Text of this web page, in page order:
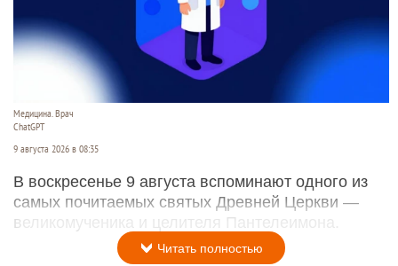
Медицина. Врач
ChatGPT
9 августа 2026 в 08:35
В воскресенье 9 августа вспоминают одного из
самых почитаемых святых Древней Церкви —
великомученика и целителя Пантелеимона.
Читать полностью